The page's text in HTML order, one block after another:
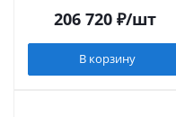
206 720₽/шт
В корзину